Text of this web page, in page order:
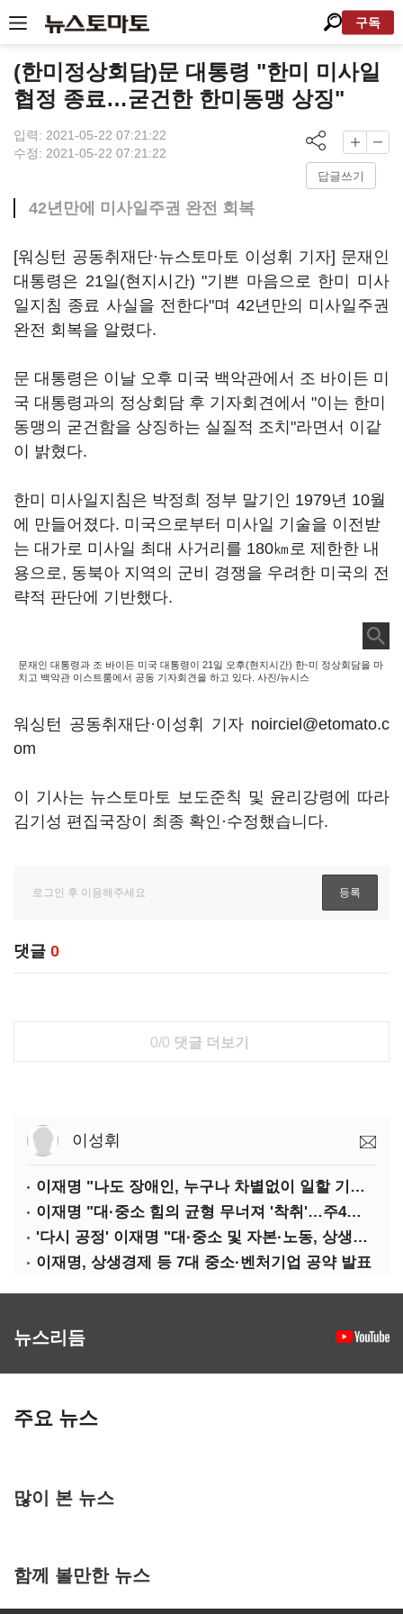
구독
(한미정상회담)문 대통령 "한미 미사일
협정 종료…굳건한 한미동맹 상징"
입력: 2021-05-22 07:21:22
수정: 2021-05-22 07:21:22
답글쓰기
42년만에 미사일주권 완전 회복
[워싱턴 공동취재단·뉴스토마토 이성휘 기자] 문재인
대통령은 21일(현지시간) "기쁜 마음으로 한미 미사
일지침 종료 사실을 전한다"며 42년만의 미사일주권
완전 회복을 알렸다.
문 대통령은 이날 오후 미국 백악관에서 조 바이든 미
국 대통령과의 정상회담 후 기자회견에서 "이는 한미
동맹의 굳건함을 상징하는 실질적 조치"라면서 이같
이 밝혔다.
한미 미사일지침은 박정희 정부 말기인 1979년 10월
에 만들어졌다. 미국으로부터 미사일 기술을 이전받
는 대가로 미사일 최대 사거리를 180㎞로 제한한 내
용으로, 동북아 지역의 군비 경쟁을 우려한 미국의 전
략적 판단에 기반했다.
문재인 대통령과 조 바이든 미국 대통령이 21일 오후(현지시간) 한-미 정상회담을 마
치고 백악관 이스트룸에서 공동 기자회견을 하고 있다. 사진/뉴시스
워싱턴 공동취재단·이성휘 기자 noirciel@etomato.c
om
이 기사는 뉴스토마토 보도준칙 및 윤리강령에 따라
김기성 편집국장이 최종 확인·수정했습니다.
댓글 0
0/0 댓글 더보기
이성휘
이재명 "나도 장애인, 누구나 차별없이 일할 기회 중요"
이재명 "대·중소 힘의 균형 무너져 '착취'…주4일제, 가야할 길"
'다시 공정' 이재명 "대·중소 및 자본·노동, 상생하는 공정한 성장"
이재명, 상생경제 등 7대 중소·벤처기업 공약 발표
뉴스리듬
주요 뉴스
많이 본 뉴스
함께 볼만한 뉴스